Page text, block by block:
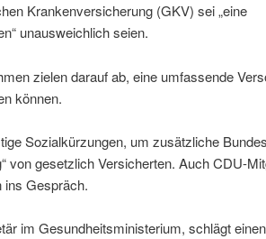
Krankenversicherung (GKV) sei „eine
unausweichlich seien.
zielen darauf ab, eine umfassende
können.
Sozialkürzungen, um zusätzliche
von gesetzlich Versicherten. Auch CDU-
ins Gespräch.
im Gesundheitsministerium, schlägt einen